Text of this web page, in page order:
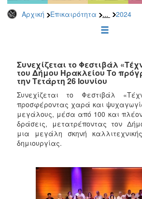
Αρχική Επικαιρότητα ... 2024
2026
2025
2022
2021
2020
2019
2018
2017
2016
2015
2013
2012
Συνεχίζεται το Φεστιβάλ
του Δήμου Ηρακλείου Το
την Τετάρτη 26 Ιουνίου
Συνεχίζεται το Φεστιβάλ
προσφέροντας χαρά και
μεγάλους, μέσα από 100 και
δράσεις, μετατρέποντας τον
μια μεγάλη σκηνή
δημιουργίας.